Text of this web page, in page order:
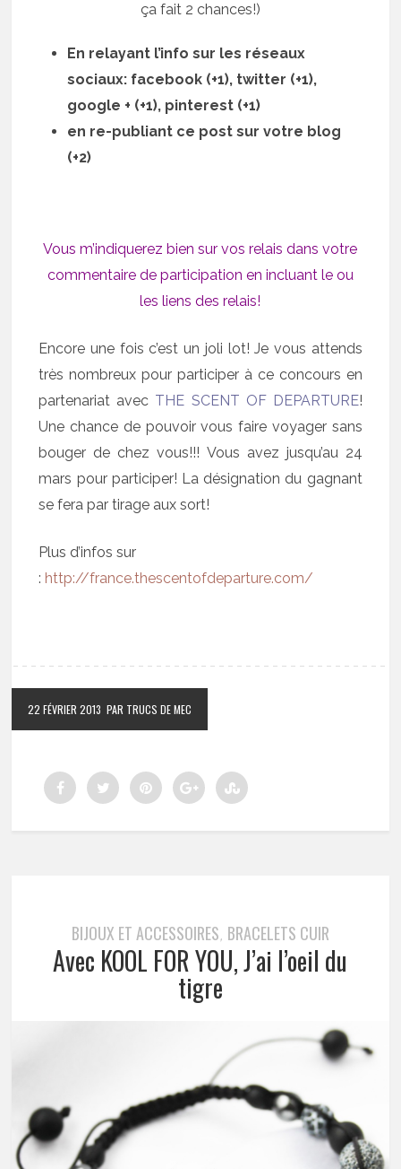
ça fait 2 chances!)
En relayant l’info sur les réseaux
sociaux: facebook (+1), twitter (+1),
google + (+1), pinterest (+1)
en re-publiant ce post sur votre blog
(+2)
Vous m’indiquerez bien sur vos relais dans votre
commentaire de participation en incluant le ou
les liens des relais!
Encore une fois c’est un joli lot! Je vous attends
très nombreux pour participer à ce concours en
partenariat avec THE SCENT OF DEPARTURE!
Une chance de pouvoir vous faire voyager sans
bouger de chez vous!!! Vous avez jusqu’au 24
mars pour participer! La désignation du gagnant
se fera par tirage aux sort!
Plus d’infos sur
: http://france.thescentofdeparture.com/
22 FÉVRIER 2013 PAR TRUCS DE MEC
BIJOUX ET ACCESSOIRES, BRACELETS CUIR
Avec KOOL FOR YOU, J’ai l’oeil du
tigre